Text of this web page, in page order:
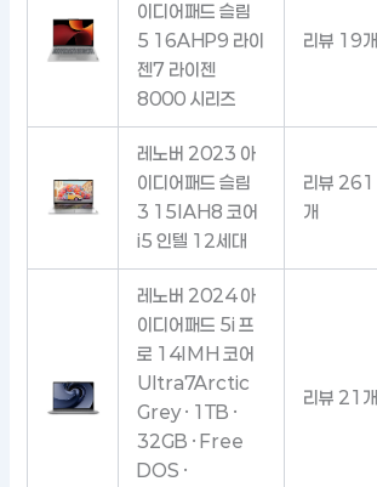
이디어패드 슬림
5 16AHP9 라이
젠7 라이젠
8000 시리즈
리뷰 19개
레노버 2023 아
이디어패드 슬림
3 15IAH8 코어
i5 인텔 12세대
리뷰 261
개
레노버 2024 아
이디어패드 5i 프
로 14IMH 코어
Ultra7Arctic
Grey · 1TB ·
32GB · Free
DOS ·
리뷰 21개